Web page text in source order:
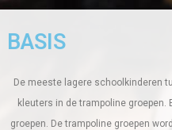
BASIS
De meeste lagere schoolkinderen
kleuters in de trampoline groepen.
groepen. De trampoline groepen